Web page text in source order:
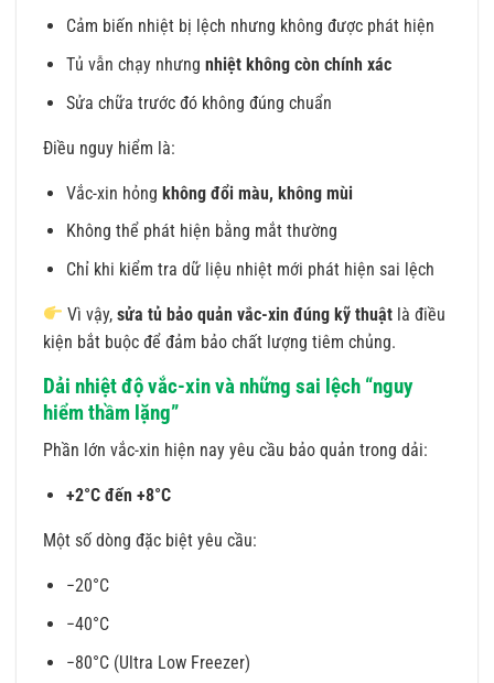
Cảm biến nhiệt bị lệch nhưng không được phát hiện
Tủ vẫn chạy nhưng nhiệt không còn chính xác
Sửa chữa trước đó không đúng chuẩn
Điều nguy hiểm là:
Vắc-xin hỏng không đổi màu, không mùi
Không thể phát hiện bằng mắt thường
Chỉ khi kiểm tra dữ liệu nhiệt mới phát hiện sai lệch
Vì vậy,sửa tủ bảo quản vắc-xin đúng kỹ thuật là điều
kiện bắt buộc để đảm bảo chất lượng tiêm chủng.
Dải nhiệt độ vắc-xin và những sai lệch “nguy
hiểm thầm lặng”
Phần lớn vắc-xin hiện nay yêu cầu bảo quản trong dải:
+2°C đến +8°C
Một số dòng đặc biệt yêu cầu:
−20°C
−40°C
−80°C (Ultra Low Freezer)